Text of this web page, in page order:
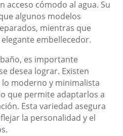
acceso cómodo al agua. Su
algunos modelos
mientras que
embellecedor.
es importante
desea lograr. Existen
moderno y minimalista
que permite adaptarlos a
Esta variedad asegura
la personalidad y el